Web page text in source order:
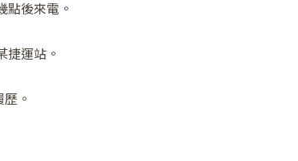
後來電。
運站。
。